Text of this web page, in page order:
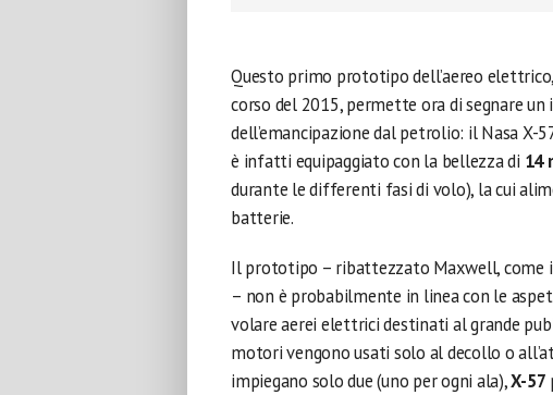
Questo primo prototipo dell’aereo
corso del 2015, permette ora di segnare
dell’emancipazione dal petrolio: il Nasa X-
è infatti equipaggiato con la bellezza di 14
durante le differenti fasi di volo), la cui
batterie.
Il prototipo – ribattezzato Maxwell, come
– non è probabilmente in linea con le
volare aerei elettrici destinati al grande
motori vengono usati solo al decollo o
impiegano solo due (uno per ogni ala),X-57